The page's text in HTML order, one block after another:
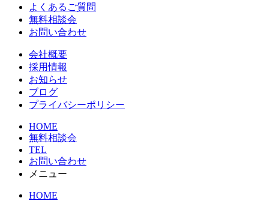
よくあるご質問
無料相談会
お問い合わせ
会社概要
採用情報
お知らせ
ブログ
プライバシーポリシー
HOME
無料相談会
TEL
お問い合わせ
メニュー
HOME